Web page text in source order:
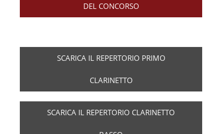
DEL CONCORSO
SCARICA IL REPERTORIO PRIMO
CLARINETTO
SCARICA IL REPERTORIO CLARINETTO